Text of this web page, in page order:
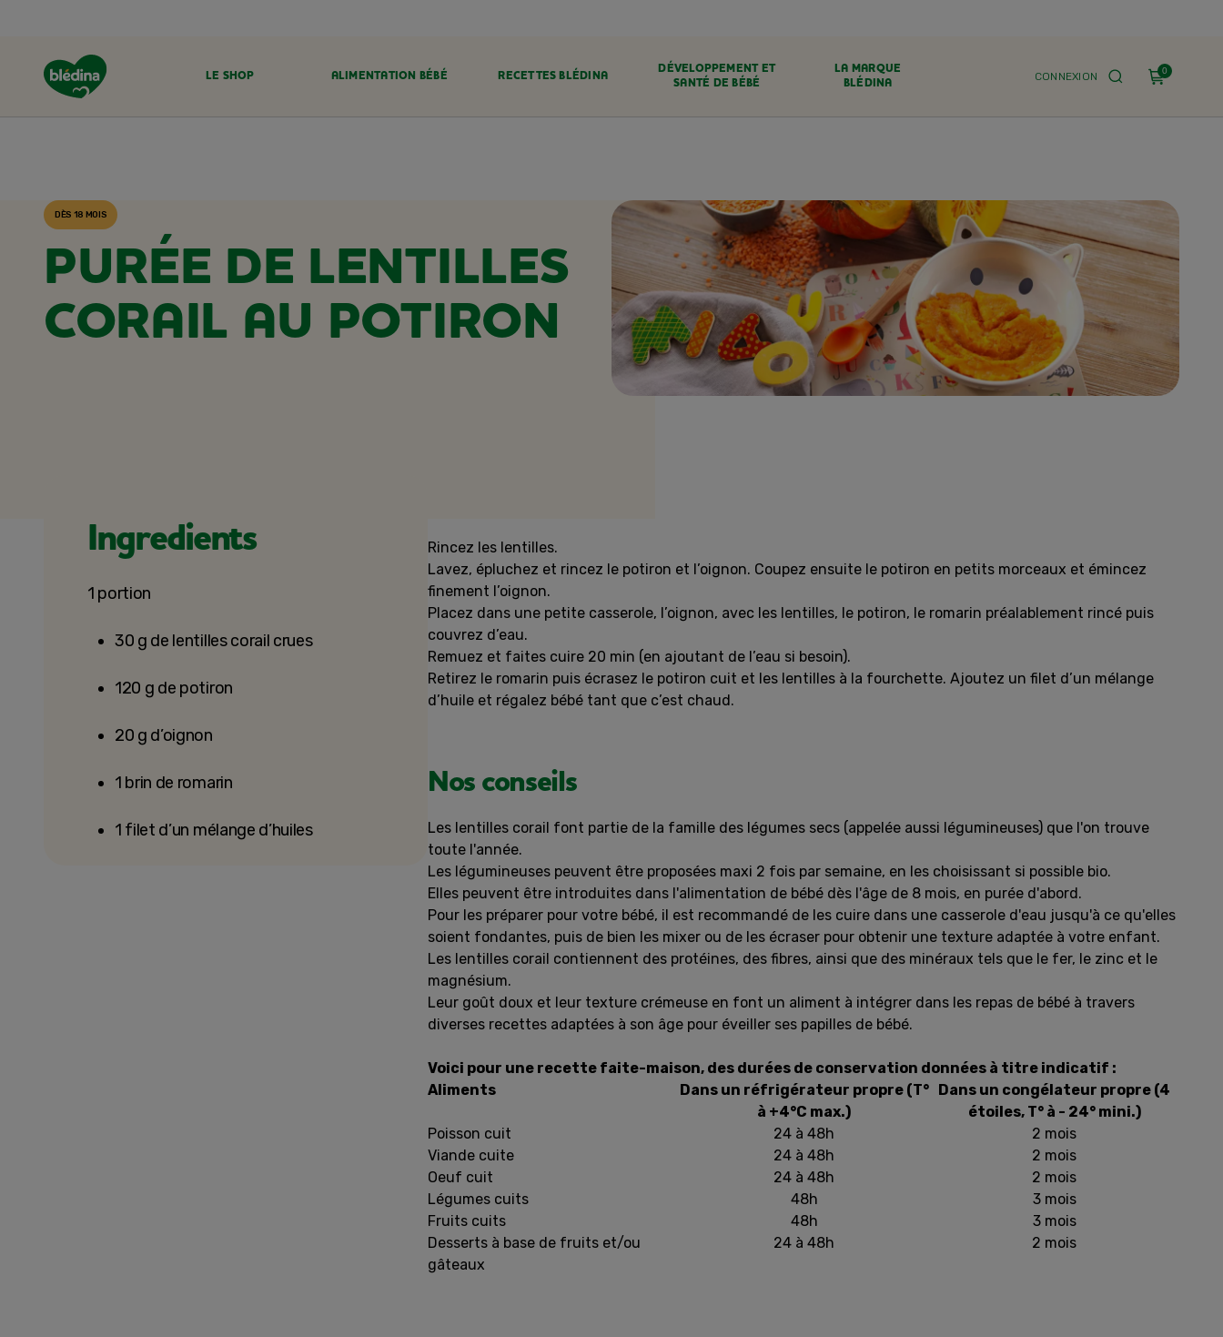
CONNEXION 0
LE SHOP ALIMENTATION BÉBÉ RECETTES BLÉDINA
DÉVELOPPEMENT ET
SANTÉ DE BÉBÉ
LA MARQUE
BLÉDINA
RECETTES BLÉDINA
DÈS 18 MOIS
PURÉE DE LENTILLES
CORAIL AU POTIRON
Ingredients
1 portion
30 g de lentilles corail crues
120 g de potiron
20 g d’oignon
1 brin de romarin
1 filet d’un mélange d’huiles
Rincez les lentilles.
Lavez, épluchez et rincez le potiron et l’oignon. Coupez ensuite le potiron en petits morceaux et émincez
finement l’oignon.
Placez dans une petite casserole, l’oignon, avec les lentilles, le potiron, le romarin préalablement rincé puis
couvrez d’eau.
Remuez et faites cuire 20 min (en ajoutant de l’eau si besoin).
Retirez le romarin puis écrasez le potiron cuit et les lentilles à la fourchette. Ajoutez un filet d’un mélange
d’huile et régalez bébé tant que c’est chaud.
Nos conseils
Les lentilles corail font partie de la famille des légumes secs (appelée aussi légumineuses) que l'on trouve
toute l'année.
Les légumineuses peuvent être proposées maxi 2 fois par semaine, en les choisissant si possible bio.
Elles peuvent être introduites dans l'alimentation de bébé dès l'âge de 8 mois, en purée d'abord.
Pour les préparer pour votre bébé, il est recommandé de les cuire dans une casserole d'eau jusqu'à ce qu'elles
soient fondantes, puis de bien les mixer ou de les écraser pour obtenir une texture adaptée à votre enfant.
Les lentilles corail contiennent des protéines, des fibres, ainsi que des minéraux tels que le fer, le zinc et le
magnésium.
Leur goût doux et leur texture crémeuse en font un aliment à intégrer dans les repas de bébé à travers
diverses recettes adaptées à son âge pour éveiller ses papilles de bébé.
Voici pour une recette faite-maison, des durées de conservation données à titre indicatif :
Aliments
Dans un réfrigérateur propre (T°
à +4°C max.)
Dans un congélateur propre (4
étoiles, T° à - 24° mini.)
Poisson cuit
24 à 48h
2 mois
Viande cuite
24 à 48h
2 mois
Oeuf cuit
24 à 48h
2 mois
Légumes cuits
48h
3 mois
Fruits cuits
48h
3 mois
Desserts à base de fruits et/ou
gâteaux
24 à 48h 2 mois